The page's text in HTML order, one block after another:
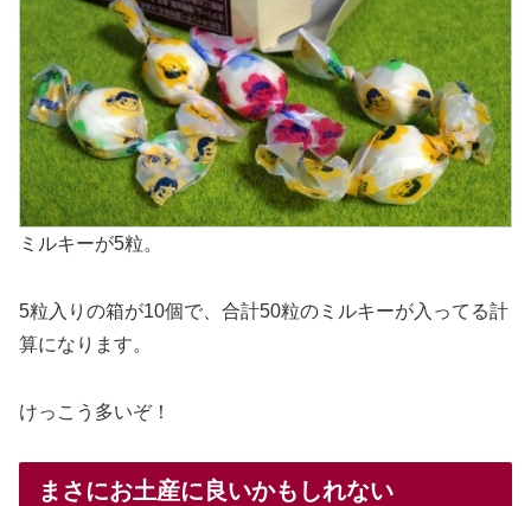
ミルキーが5粒。
5粒入りの箱が10個で、合計50粒のミルキーが入ってる計
算になります。
けっこう多いぞ！
まさにお土産に良いかもしれない